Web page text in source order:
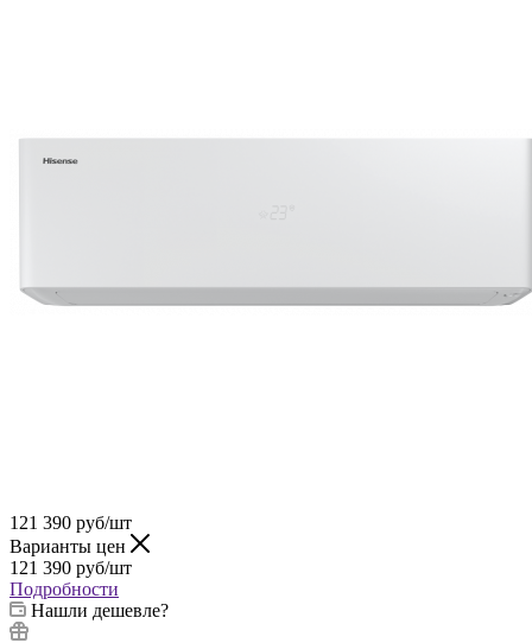
121 390 руб/шт
Варианты цен
121 390 руб/шт
Подробности
Нашли дешевле?